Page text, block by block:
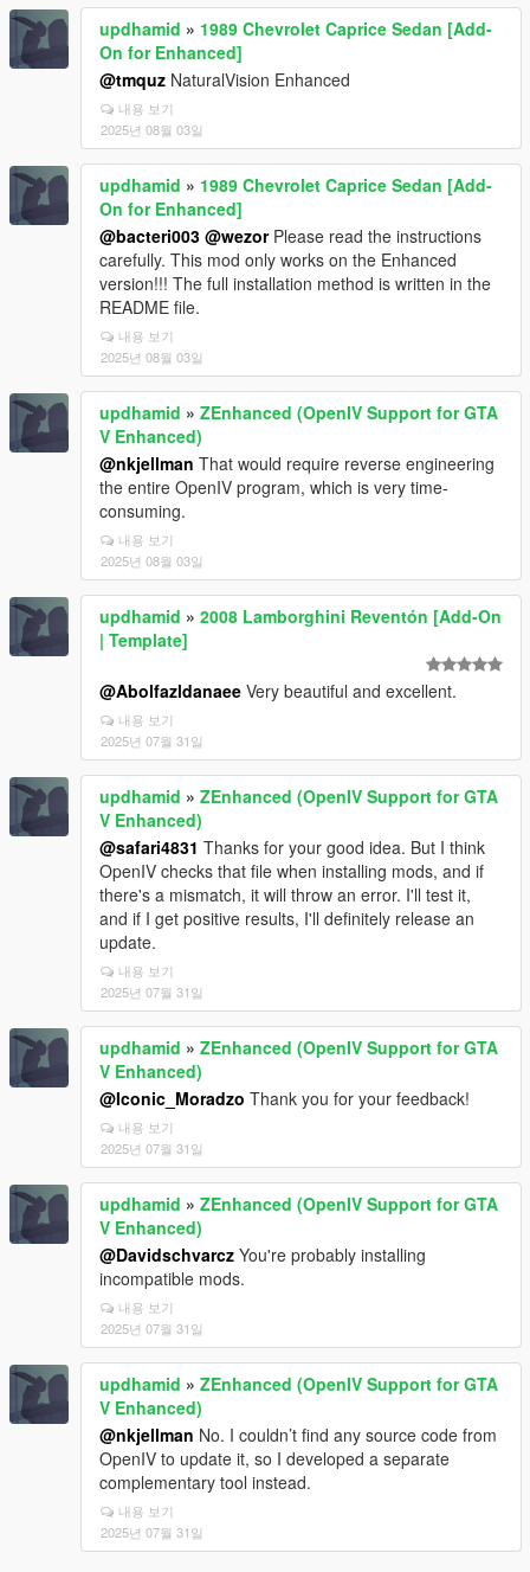
updhamid » 1989 Chevrolet Caprice Sedan [Add-
On for Enhanced]
@tmquz NaturalVision Enhanced
내용 보기
2025년 08월 03일
updhamid » 1989 Chevrolet Caprice Sedan [Add-
On for Enhanced]
@bacteri003 @wezorPlease read the instructions
carefully. This mod only works on the Enhanced
version!!! The full installation method is written in the
README file.
내용 보기
2025년 08월 03일
updhamid » ZEnhanced (OpenIV Support for GTA
V Enhanced)
@nkjellman That would require reverse engineering
the entire OpenIV program, which is very time-
consuming.
내용 보기
2025년 08월 03일
updhamid » 2008 Lamborghini Reventón [Add-On
| Template]
@Abolfazldanaee Very beautiful and excellent.
내용 보기
2025년 07월 31일
updhamid » ZEnhanced (OpenIV Support for GTA
V Enhanced)
@safari4831 Thanks for your good idea. But I think
OpenIV checks that file when installing mods, and if
there's a mismatch, it will throw an error. I'll test it,
and if I get positive results, I'll definitely release an
update.
내용 보기
2025년 07월 31일
updhamid » ZEnhanced (OpenIV Support for GTA
V Enhanced)
@Iconic_Moradzo Thank you for your feedback!
내용 보기
2025년 07월 31일
updhamid » ZEnhanced (OpenIV Support for GTA
V Enhanced)
@Davidschvarcz You're probably installing
incompatible mods.
내용 보기
2025년 07월 31일
updhamid » ZEnhanced (OpenIV Support for GTA
V Enhanced)
@nkjellman No. I couldn’t find any source code from
OpenIV to update it, so I developed a separate
complementary tool instead.
내용 보기
2025년 07월 31일